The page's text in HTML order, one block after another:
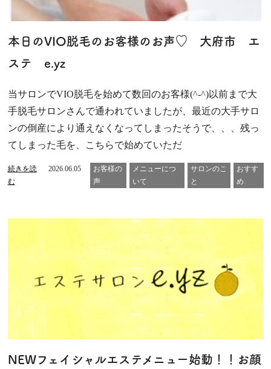
本日のVIO脱毛のお客様のお声♡ 大府市 エ
ステ e.yz
当サロンでVIO脱毛を始めて数回のお客様(^-^)以前まで大
手脱毛サロンさんで通われていましたが、最近の大手サロ
ンの倒産により通えなくなってしまったそうで、、、残っ
てしまった毛を、こちらで始めていただ
続きを読
む
2026.06.05
お客様の
声
メニューにつ
いて
サロンのこ
と
おすす
め
NEWフェイシャルエステメニュー始動！！お顔